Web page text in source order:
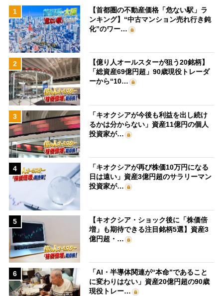
1
【首都圏の不動産価格「危ない駅」ラ
ンキング】“中古マンション売れ行き鈍
化”のワー…
2
【億り人オールスターが狙う20銘柄】
「総資産69億円超」90歳現役トレーダ
ーから“10…
3
「キオクシアが今後も利益を出し続け
るかは分からない」資産11億円の個人
投資家が…
4
「キオクシアが再び株価10万円になる
日は遠い」資産3億円超のサラリーマン
投資家が…
5
【キオクシア・ショック後に「株価倍
増」も期待できる注目銘柄5選】資産3
億円超・…
6
「AI・半導体関連が“本命”であること
に変わりはない」資産20億円超の90歳
現役トレー…